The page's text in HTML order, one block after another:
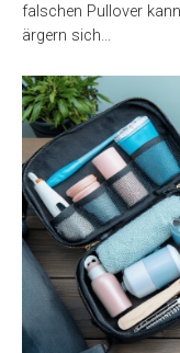
falschen Pullover
ärgern sich…